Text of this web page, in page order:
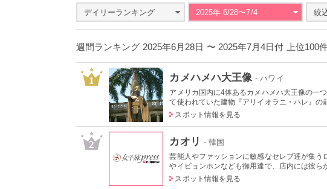
デイリーランキング 2025年 6/28〜7/4 絞
週間ランキング 2025年6月28日 〜 2025年7月4日付 上位100
1 カメハメハ大王像 - ハワイ
アメリカ国内に4体あるカメハメハ大王像の一
て使われていた建物『アリイオラニ・ハレ』の
スポット情報を見る
2 カオリ - 韓国
芸能人やファッションに敏感なセレブ達が集
やイビョンホンなども御用達で、店内には彼ら
スポット情報を見る